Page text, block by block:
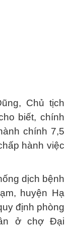
Chủ tịch
biết, chính
chính 7,5
hành việc
dịch bệnh
huyện Hạ
định phòng
ở chợ Đại